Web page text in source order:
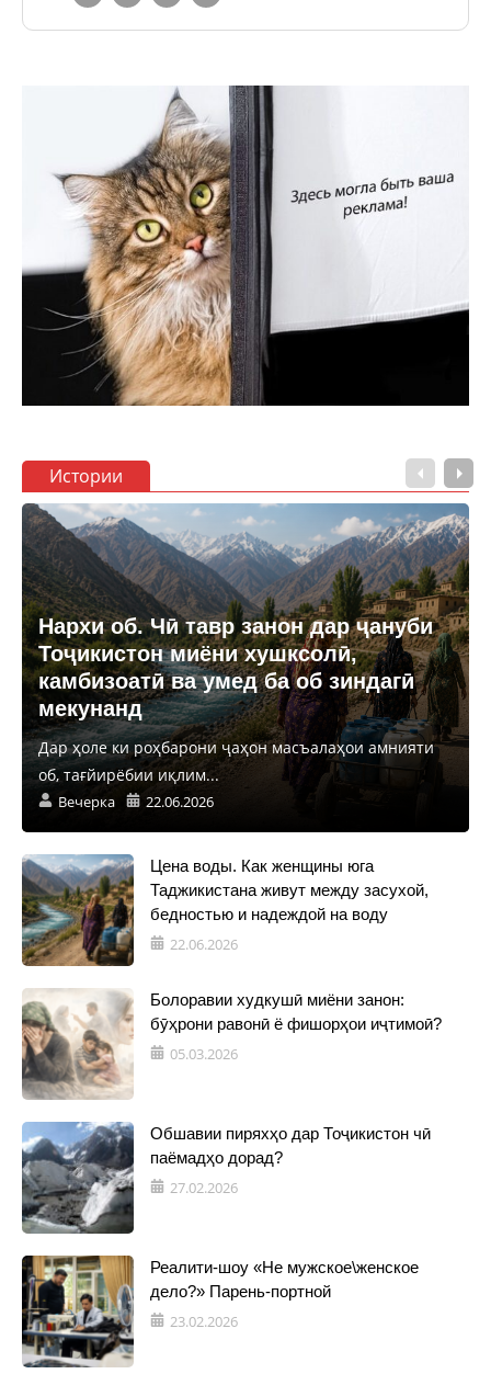
Истории
Нархи об. Чӣ тавр занон дар ҷануби
Тоҷикистон миёни хушксолӣ,
камбизоатӣ ва умед ба об зиндагӣ
мекунанд
Дар ҳоле ки роҳбарони ҷаҳон масъалаҳои амнияти
об, тағйирёбии иқлим...
Вечерка 22.06.2026
Цена воды. Как женщины юга
Таджикистана живут между засухой,
бедностью и надеждой на воду
22.06.2026
Болоравии худкушӣ миёни занон:
бӯҳрони равонӣ ё фишорҳои иҷтимоӣ?
05.03.2026
Обшавии пиряхҳо дар Тоҷикистон чӣ
паёмадҳо дорад?
27.02.2026
Реалити-шоу «Не мужское\женское
дело?» Парень-портной
23.02.2026